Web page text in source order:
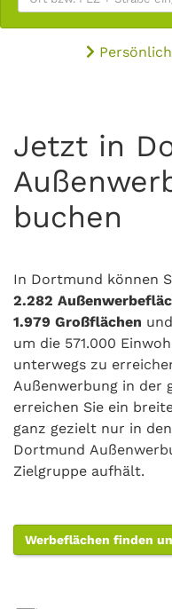
Jetzt in
buchen
In Dortmund können
2.282
1.979 Großflächen und
um die 571.000
unterwegs zu
Außenwerbung in der
erreichen Sie ein
ganz gezielt nur in
Dortmund
Zielgruppe aufhält.
Werbeflächen finden